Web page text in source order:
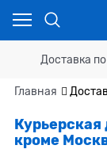
Доставка
Главная
Курьерская
кроме